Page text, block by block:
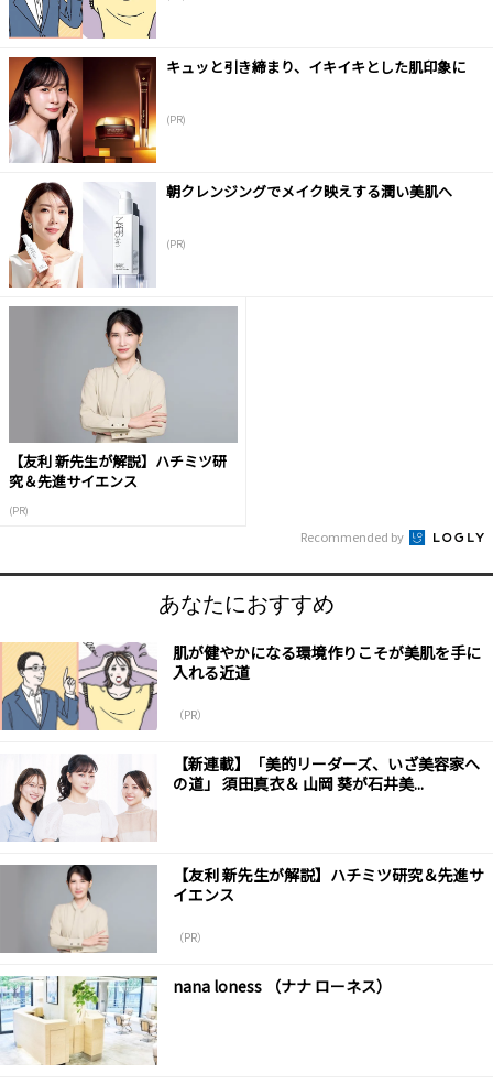
キュッと引き締まり、イキイキとした肌印象に
(PR)
朝クレンジングでメイク映えする潤い美肌へ
(PR)
【友利 新先生が解説】ハチミツ研
究＆先進サイエンス
(PR)
Recommended by
あなたにおすすめ
肌が健やかになる環境作りこそが美肌を手に
入れる近道
（PR）
【新連載】「美的リーダーズ、いざ美容家へ
の道」 須田真衣＆ 山岡 葵が石井美...
【友利 新先生が解説】ハチミツ研究＆先進サ
イエンス
（PR）
nana loness （ナナ ローネス）